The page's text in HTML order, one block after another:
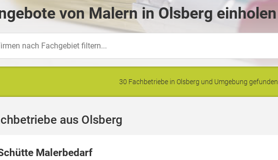
von Malern in Olsberg einholen
30 Fachbetriebe in Olsberg und Umgebung gefunden
aus Olsberg
Malerbedarf